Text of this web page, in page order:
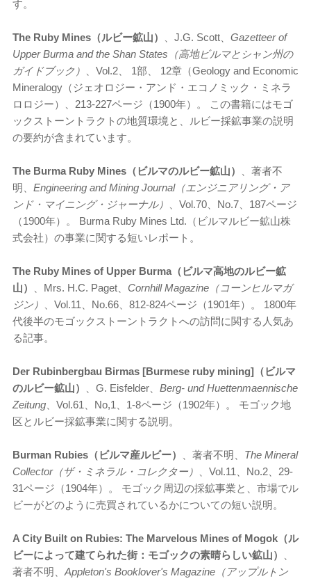
す。
The Ruby Mines（ルビー鉱山） 、J.G. Scott、 Gazetteer of
Upper Burma and the Shan States（高地ビルマとシャン州の
ガイドブック）
、Vol.2、 1部、 12章（Geology and Economic
Mineralogy（ジェオロジー・アンド・エコノミック・ミネラ
ロロジー）、213-227ページ（1900年）。 この書籍にはモゴ
ックストーントラクトの地質環境と、ルビー採鉱事業の説明
の要約が含まれています。
The Burma Ruby Mines（ビルマのルビー鉱山）
、著者不
明、 Engineering and Mining Journal（エンジニアリング・ア
ンド・マイニング・ジャーナル）
、Vol.70、No.7、187ページ
（1900年）。 Burma Ruby Mines Ltd.（ビルマルビー鉱山株
式会社）の事業に関する短いレポート。
The Ruby Mines of Upper Burma（ビルマ高地のルビー鉱
山）
、Mrs. H.C. Paget、 Cornhill Magazine（コーンヒルマガ
ジン）
、Vol.11、No.66、812-824ページ（1901年）。 1800年
代後半のモゴックストーントラクトへの訪問に関する人気あ
る記事。
Der Rubinbergbau Birmas [Burmese ruby mining]（ビルマ
のルビー鉱山）
、G. Eisfelder、 Berg- und Huettenmaennische
Zeitung 、Vol.61、No,1、1-8ページ（1902年）。 モゴック地
区とルビー採鉱事業に関する説明。
Burman Rubies（ビルマ産ルビー） 、著者不明、 The Mineral
Collector（ザ・ミネラル・コレクター）
、Vol.11、No.2、29-
31ページ（1904年）。 モゴック周辺の採鉱事業と、市場でル
ビーがどのように売買されているかについての短い説明。
A City Built on Rubies: The Marvelous Mines of Mogok（ル
ビーによって建てられた街：モゴックの素晴らしい鉱山）
著者不明、 Appleton's Booklover's Magazine（アップルトン